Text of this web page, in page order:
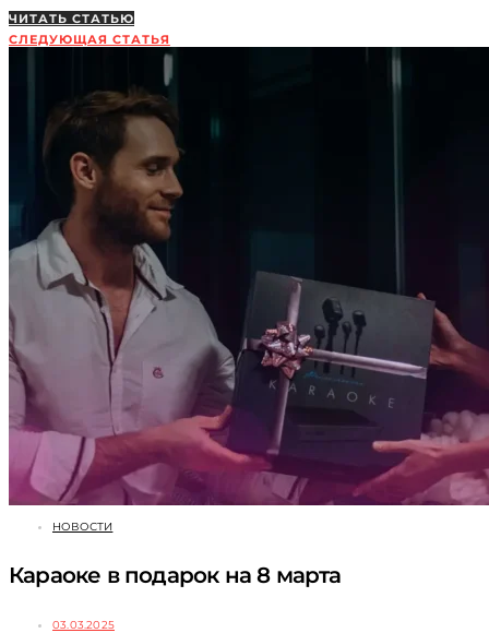
ЧИТАТЬ СТАТЬЮ
СЛЕДУЮЩАЯ СТАТЬЯ
НОВОСТИ
Караоке в подарок на 8 марта
03.03.2025